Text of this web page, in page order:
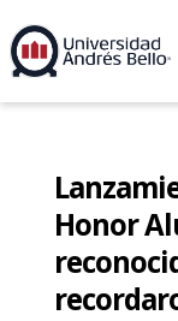
Honor